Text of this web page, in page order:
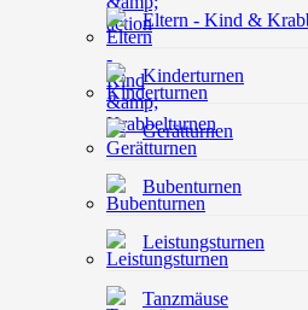
Eltern - Kind &
Kinderturnen
Gerätturnen
Bubenturnen
Leistungsturnen
Tanzmäuse